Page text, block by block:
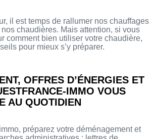
il est temps de rallumer nos chauffages
chaudières. Mais attention, si vous
comment bien utiliser votre chaudière,
pour mieux s’y préparer.
OFFRES D’ÉNERGIES ET
IMMO VOUS
AU QUOTIDIEN
préparez votre déménagement et